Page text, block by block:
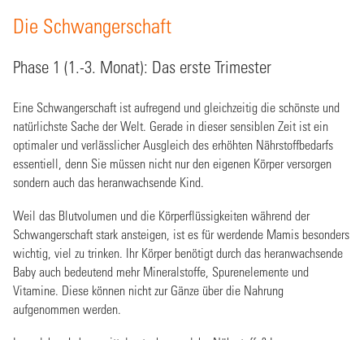
Die Schwangerschaft
Phase 1 (1.-3. Monat): Das erste Trimester
Eine Schwangerschaft ist aufregend und gleichzeitig die schönste und
natürlichste Sache der Welt. Gerade in dieser sensiblen Zeit ist ein
optimaler und verlässlicher Ausgleich des erhöhten Nährstoffbedarfs
essentiell, denn Sie müssen nicht nur den eigenen Körper versorgen
sondern auch das heranwachsende Kind.
Weil das Blutvolumen und die Körperflüssigkeiten während der
Schwangerschaft stark ansteigen, ist es für werdende Mamis besonders
wichtig, viel zu trinken. Ihr Körper benötigt durch das heranwachsende
Baby auch bedeutend mehr Mineralstoffe, Spurenelemente und
Vitamine. Diese können nicht zur Gänze über die Nahrung
aufgenommen werden.